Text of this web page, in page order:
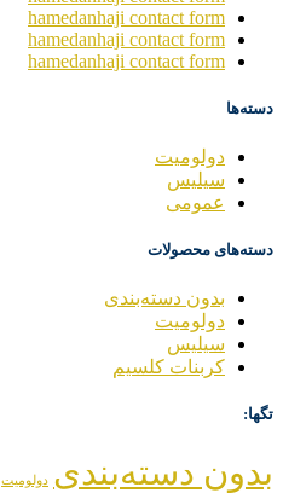
hamedanhaji contact form
hamedanhaji contact form
hamedanhaji contact form
دسته‌ها
دولومیت
سیلیس
عمومی
دسته‌های محصولات
بدون دسته‌بندی
دولومیت
سیلیس
کربنات کلسیم
تگها:
بدون دسته‌بندی دولومیت